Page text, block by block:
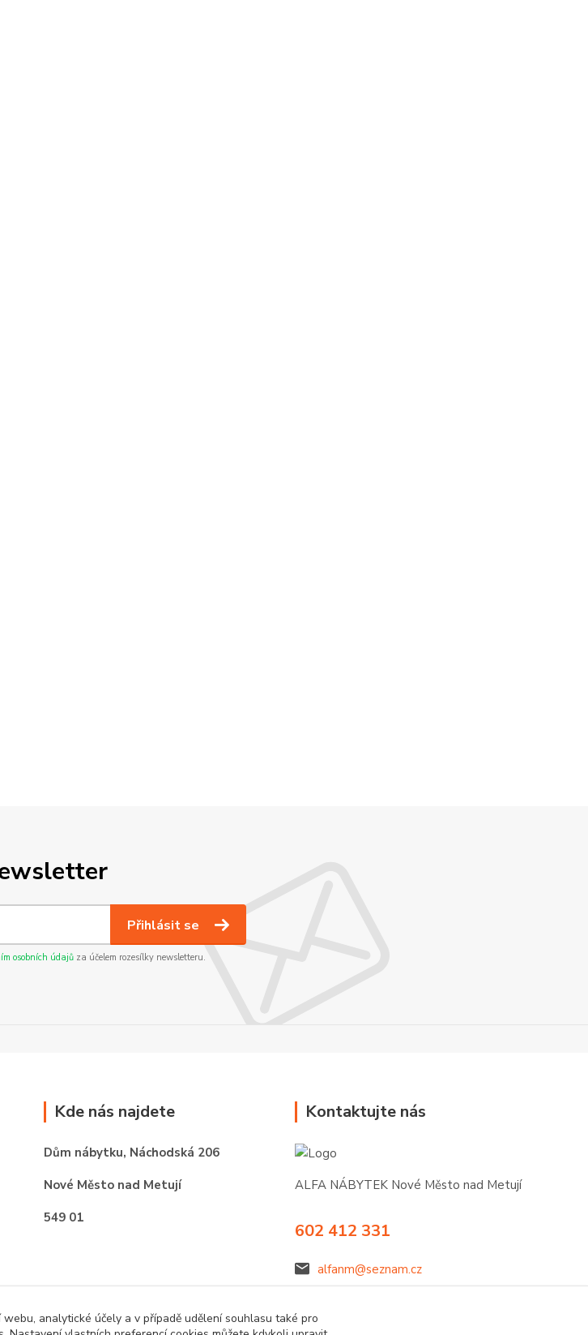
Přihlásit se
osobních údajůza účelem rozesílky newsletteru.
Kde nás najdete
Dům nábytku, Náchodská 206
Nové Město nad Metují
549 01
Kontaktujte nás
ALFA NÁBYTEK Nové Město nad Metují
602 412 331
alfanm@seznam.cz
analytické účely a v případě udělení souhlasu také pro